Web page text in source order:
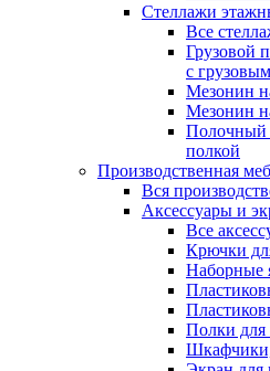
Стеллажи
Все
Грузовой
с
Мезонин
Мезонин
Полочный
полкой
Производственная
Вся
Аксессуары и
Все
Крючки
Наборные
Полки для
Шкафчики,